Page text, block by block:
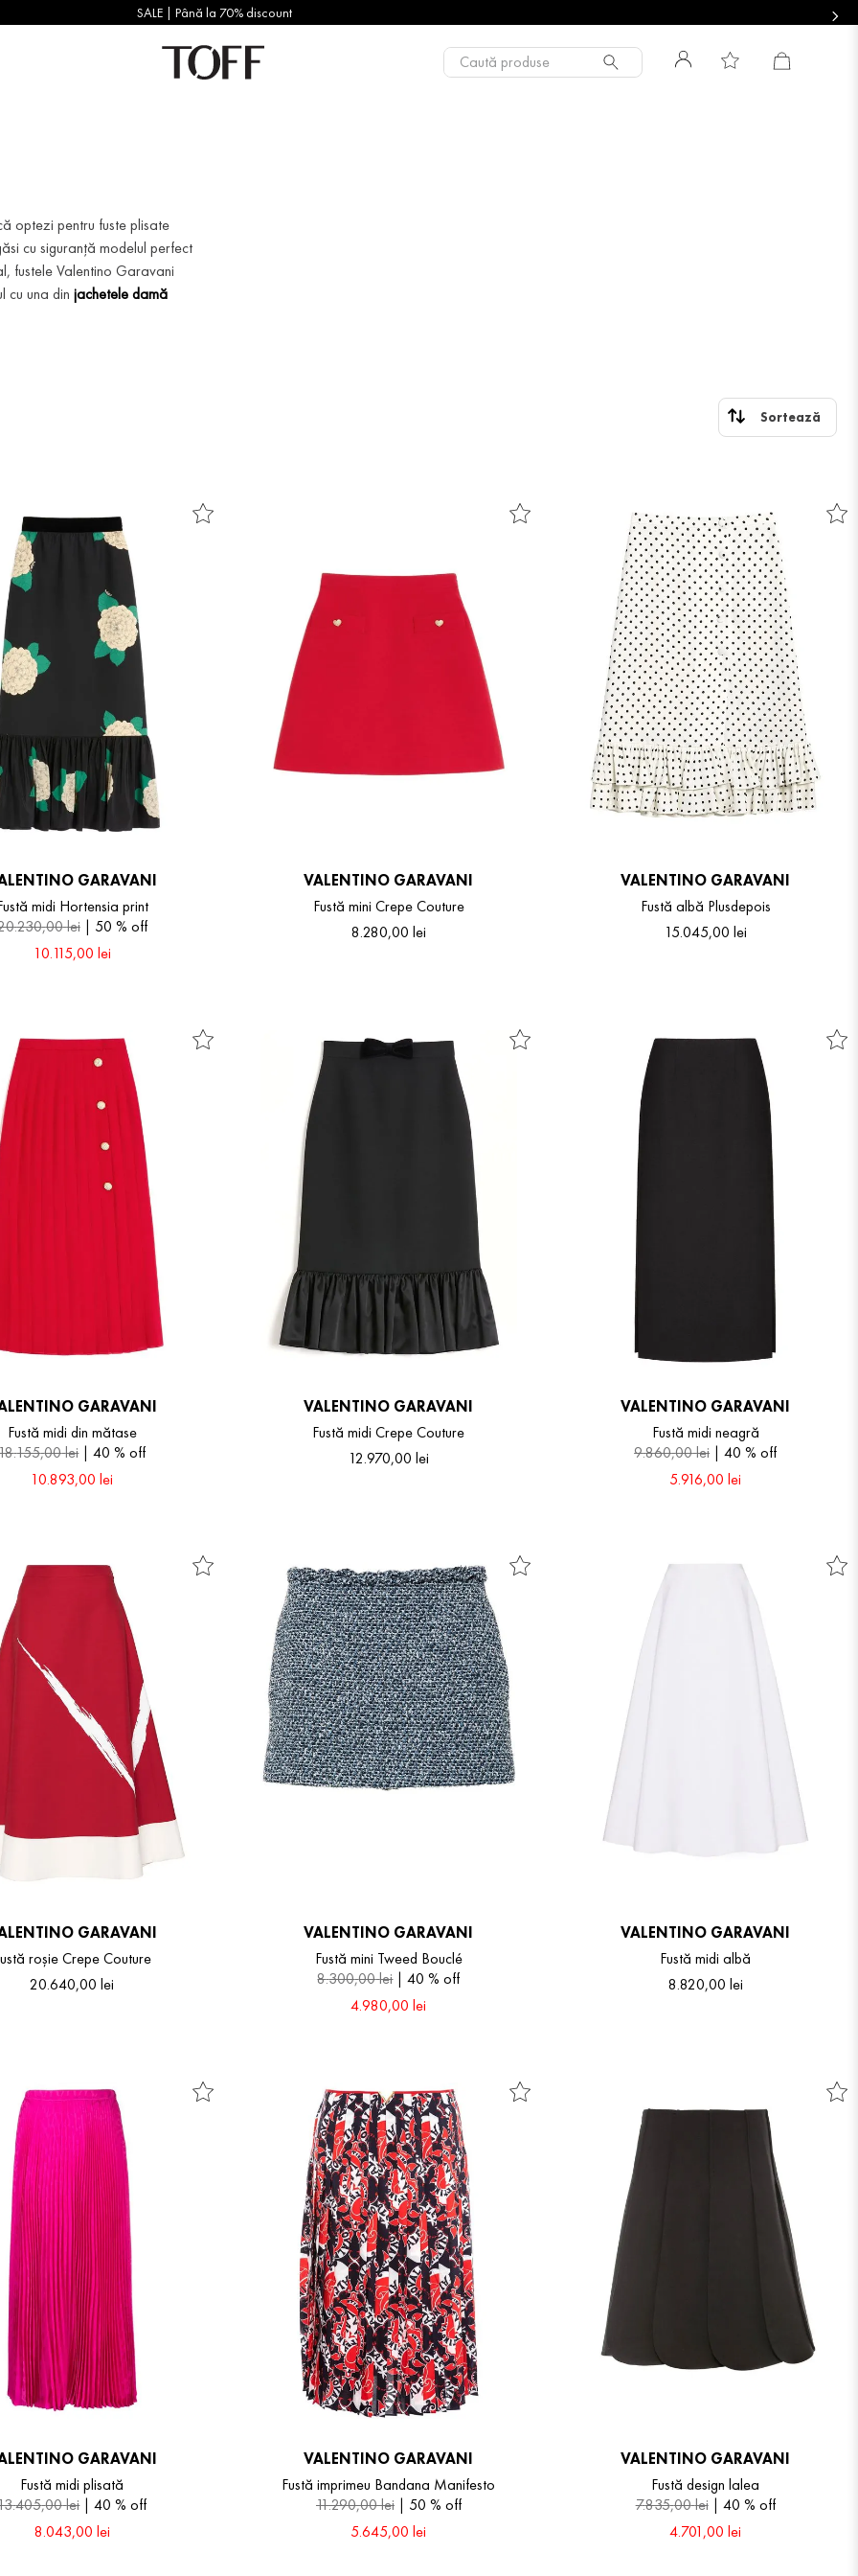
SALE | Până la 70% discount
Caută produse
optezi pentru fuste plisate
cu siguranță modelul perfect
fustele Valentino Garavani
cu una din jachetele damă
GARAVANI
midi Hortensia print
.230,00lei 50 % off
10.115,00 lei
VALENTINO GARAVANI
Fustă mini Crepe Couture
8.280,00 lei
VALENTINO GARAVANI
Fustă albă Plusdepois
15.045,00 lei
GARAVANI
Fustă midi din mătase
.155,00lei 40 % off
10.893,00 lei
VALENTINO GARAVANI
Fustă midi Crepe Couture
12.970,00 lei
VALENTINO GARAVANI
Fustă midi neagră
9.860,00lei 40 % off
5.916,00 lei
GARAVANI
roșie Crepe Couture
20.640,00 lei
VALENTINO GARAVANI
Fustă mini Tweed Bouclé
8.300,00lei 40 % off
4.980,00 lei
VALENTINO GARAVANI
Fustă midi albă
8.820,00 lei
GARAVANI
Fustă midi plisată
.405,00lei 40 % off
8.043,00 lei
VALENTINO GARAVANI
Fustă imprimeu Bandana Manifesto
11.290,00lei 50 % off
5.645,00 lei
VALENTINO GARAVANI
Fustă design lalea
7.835,00lei 40 % off
4.701,00 lei